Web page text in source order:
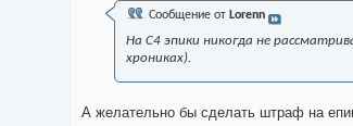
Сообщение от Lorenn
На С4 эпики никогда не
хрониках).
А желательно бы сделать штраф на